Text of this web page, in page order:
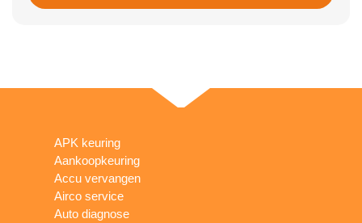
APK keuring
Aankoopkeuring
Accu vervangen
Airco service
Auto diagnose